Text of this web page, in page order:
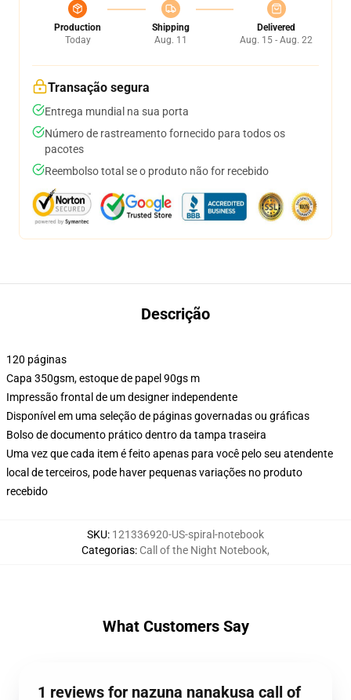
Production
Today
Shipping
Aug. 11
Delivered
Aug. 15 - Aug. 22
Transação segura
Entrega mundial na sua porta
Número de rastreamento fornecido para todos os
pacotes
Reembolso total se o produto não for recebido
Descrição
120 páginas
Capa 350gsm, estoque de papel 90gs m
Impressão frontal de um designer independente
Disponível em uma seleção de páginas governadas ou gráficas
Bolso de documento prático dentro da tampa traseira
Uma vez que cada item é feito apenas para você pelo seu atendente
local de terceiros, pode haver pequenas variações no produto
recebido
SKU: 121336920-US-spiral-notebook
Categorias: Call of the Night Notebook,
What Customers Say
1 reviews for nazuna nanakusa call of